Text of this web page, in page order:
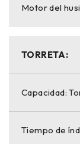
Motor del
TORRETA:
Capacidad:
Tiempo de